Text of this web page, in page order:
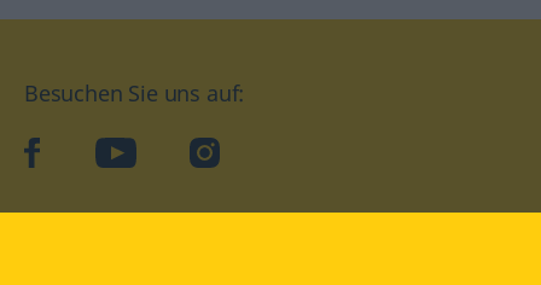
Besuchen Sie uns auf:
facebookYouTube Instagram